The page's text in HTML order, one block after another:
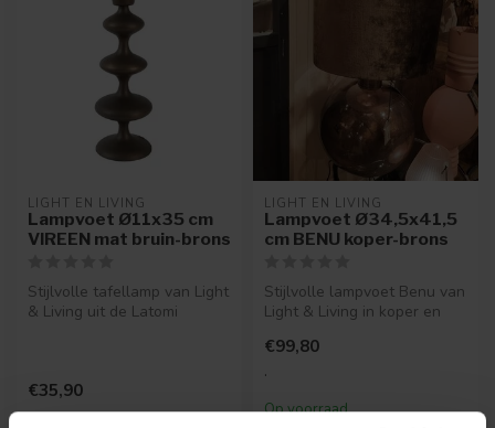
LIGHT EN LIVING
Lampvoet Ø11x35 cm
VIREEN mat bruin-brons
Stijlvolle tafellamp van Light
& Living uit de Latomi
€35,90
.
LIGHT EN LIVING
Lampvoet Ø34,5x41,5
cm BENU koper-brons
Stijlvolle lampvoet Benu van
Light & Living in koper en
€99,80
.
Op voorraad